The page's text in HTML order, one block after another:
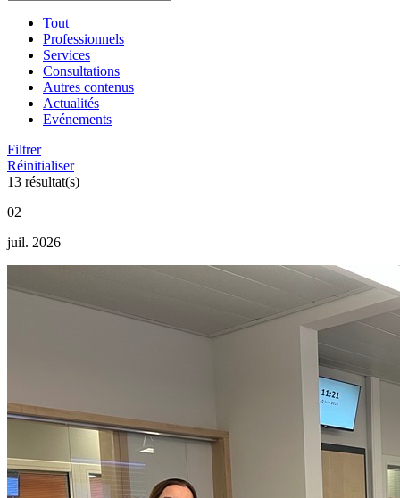
Tout
Professionnels
Services
Consultations
Autres contenus
Actualités
Evénements
Filtrer
Réinitialiser
13 résultat(s)
02
juil. 2026